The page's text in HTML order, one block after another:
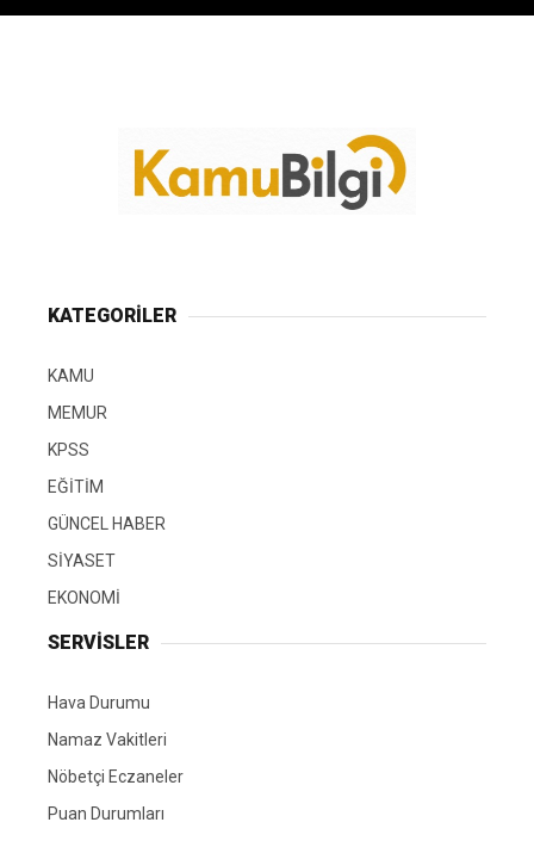
KATEGORİLER
KAMU
MEMUR
KPSS
EĞİTİM
GÜNCEL HABER
SİYASET
EKONOMİ
SERVİSLER
Hava Durumu
Namaz Vakitleri
Nöbetçi Eczaneler
Puan Durumları